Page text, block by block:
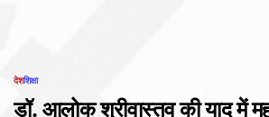
POSTED
देशशिक्षा
डॉ. आलोक श्रीवास्तव की याद में